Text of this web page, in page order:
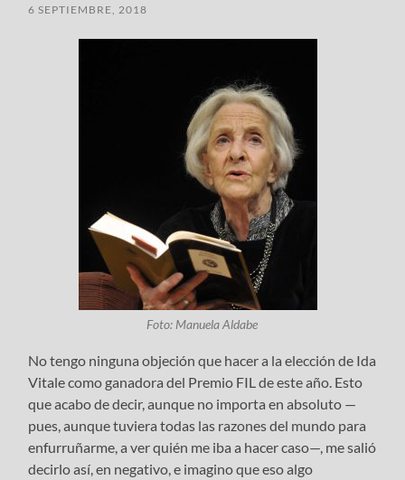
6 SEPTIEMBRE, 2018
Foto: Manuela Aldabe
No tengo ninguna objeción que hacer a la elección de Ida
Vitale como ganadora del Premio FIL de este año. Esto
que acabo de decir, aunque no importa en absoluto —
pues, aunque tuviera todas las razones del mundo para
enfurruñarme, a ver quién me iba a hacer caso—, me salió
decirlo así, en negativo, e imagino que eso algo